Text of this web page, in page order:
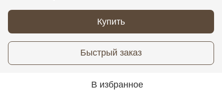
Купить
Быстрый заказ
В избранное